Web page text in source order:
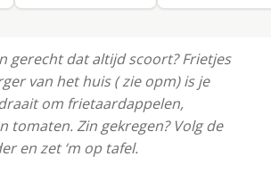
gerecht dat altijd scoort? Frietjes
van het huis ( zie opm) is je
om frietaardappelen,
tomaten. Zin gekregen? Volg de
en zet ‘m op tafel.